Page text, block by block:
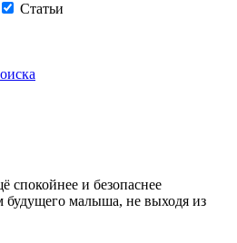
Статьи
спокойнее и безопаснее
будущего малыша, не выходя из